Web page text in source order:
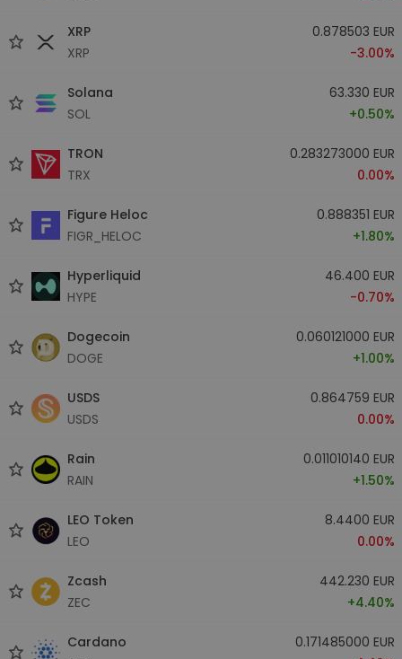
XRP
XRP
0.878503 EUR
-3.00%
Solana
SOL
63.330 EUR
+0.50%
TRON
TRX
0.283273000 EUR
0.00%
Figure Heloc
FIGR_HELOC
0.888351 EUR
+1.80%
Hyperliquid
HYPE
46.400 EUR
-0.70%
Dogecoin
DOGE
0.060121000 EUR
+1.00%
USDS
USDS
0.864759 EUR
0.00%
Rain
RAIN
0.011010140 EUR
+1.50%
LEO Token
LEO
8.4400 EUR
0.00%
Zcash
ZEC
442.230 EUR
+4.40%
Cardano
0.171485000 EUR